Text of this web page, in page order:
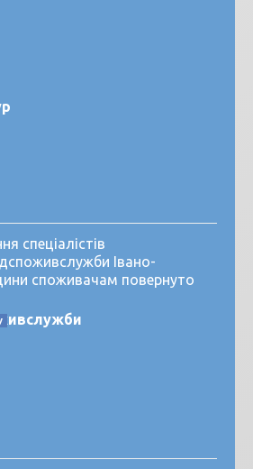
спеціалістів
Івано-
споживачам повернуто